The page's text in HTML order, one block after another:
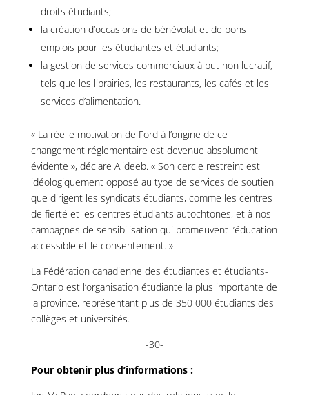
droits étudiants;
la création d’occasions de bénévolat et de bons
emplois pour les étudiantes et étudiants;
la gestion de services commerciaux à but non lucratif,
tels que les librairies, les restaurants, les cafés et les
services d’alimentation.
« La réelle motivation de Ford à l’origine de ce
changement réglementaire est devenue absolument
évidente », déclare Alideeb. « Son cercle restreint est
idéologiquement opposé au type de services de soutien
que dirigent les syndicats étudiants, comme les centres
de fierté et les centres étudiants autochtones, et à nos
campagnes de sensibilisation qui promeuvent l’éducation
accessible et le consentement. »
La Fédération canadienne des étudiantes et étudiants-
Ontario est l’organisation étudiante la plus importante de
la province, représentant plus de 350 000 étudiants des
collèges et universités.
-30-
Pour obtenir plus d’informations :